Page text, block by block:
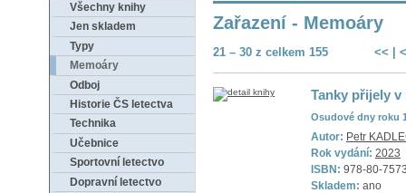
Všechny knihy
Jen skladem
Typy
Memoáry
Odboj
Historie ČS letectva
Technika
Učebnice
Sportovní letectvo
Dopravní letectvo
Zařazení - Memoáry
21 – 30 z celkem 155 << <
Tanky přijely v
Osudové dny roku
Autor: Petr
Rok vydání: 2023
ISBN: 978-80-
Skladem: ano